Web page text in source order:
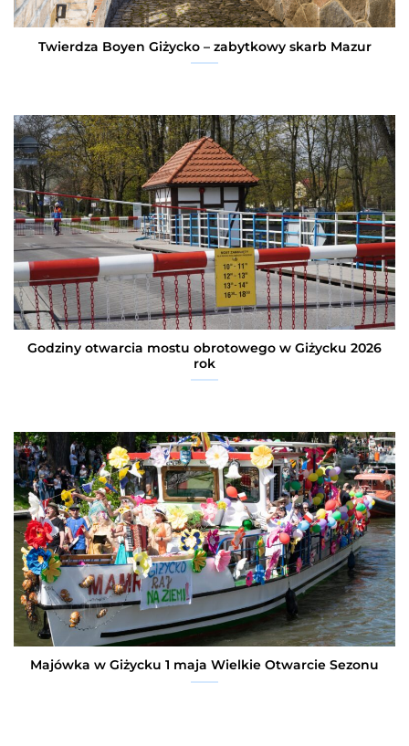
Twierdza Boyen Giżycko – zabytkowy skarb Mazur
Godziny otwarcia mostu obrotowego w Giżycku 2026
rok
Majówka w Giżycku 1 maja Wielkie Otwarcie Sezonu